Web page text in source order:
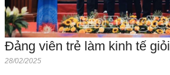
Đảng viên trẻ làm kinh tế giỏi
28/02/2025